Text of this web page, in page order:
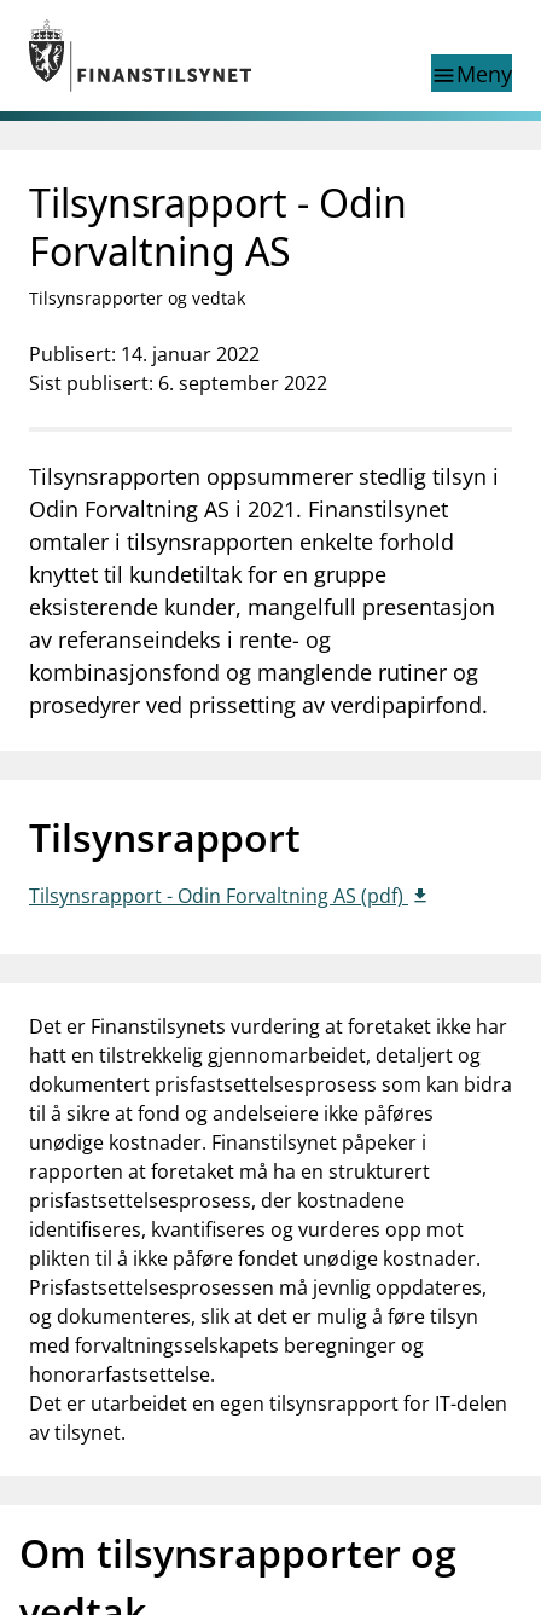
Gå til hovedinnhold
Gå til søkesiden
menuMeny
nettstedet
language
English
exist in English
English home page
Aktuelt
Finanstilsynets registre
Tema
businessOm Finanstilsynet
mail_outlineKontakt oss
work_outlineJobb hos oss
dashboardInformasjon for investorer
notifications_noneAbonner på nyhetsvarsel
Tilsynsrapport - Odin
Forvaltning AS
Tilsynsrapporter og vedtak
Publisert: 14. januar 2022
Sist publisert: 6. september 2022
Tilsynsrapporten oppsummerer stedlig tilsyn i
Odin Forvaltning AS i 2021. Finanstilsynet
omtaler i tilsynsrapporten enkelte forhold
knyttet til kundetiltak for en gruppe
eksisterende kunder, mangelfull presentasjon
av referanseindeks i rente- og
kombinasjonsfond og manglende rutiner og
prosedyrer ved prissetting av verdipapirfond.
Tilsynsrapport
Tilsynsrapport - Odin Forvaltning AS (pdf)
Det er Finanstilsynets vurdering at foretaket ikke har
hatt en tilstrekkelig gjennomarbeidet, detaljert og
dokumentert prisfastsettelsesprosess som kan bidra
til å sikre at fond og andelseiere ikke påføres
unødige kostnader. Finanstilsynet påpeker i
rapporten at foretaket må ha en strukturert
prisfastsettelsesprosess, der kostnadene
identifiseres, kvantifiseres og vurderes opp mot
plikten til å ikke påføre fondet unødige kostnader.
Prisfastsettelsesprosessen må jevnlig oppdateres,
og dokumenteres, slik at det er mulig å føre tilsyn
med forvaltningsselskapets beregninger og
honorarfastsettelse.
Det er utarbeidet en egen tilsynsrapport for IT-delen
av tilsynet.
Om tilsynsrapporter og